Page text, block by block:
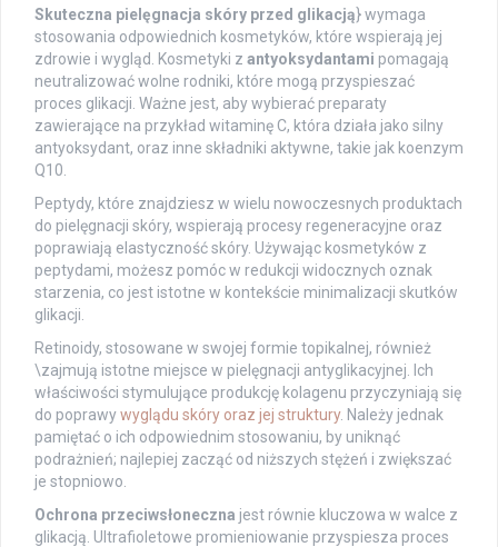
Skuteczna pielęgnacja skóry przed glikacją} wymaga
stosowania odpowiednich kosmetyków, które wspierają jej
zdrowie i wygląd. Kosmetyki z antyoksydantami pomagają
neutralizować wolne rodniki, które mogą przyspieszać
proces glikacji. Ważne jest, aby wybierać preparaty
zawierające na przykład witaminę C, która działa jako silny
antyoksydant, oraz inne składniki aktywne, takie jak koenzym
Q10.
Peptydy, które znajdziesz w wielu nowoczesnych produktach
do pielęgnacji skóry, wspierają procesy regeneracyjne oraz
poprawiają elastyczność skóry. Używając kosmetyków z
peptydami, możesz pomóc w redukcji widocznych oznak
starzenia, co jest istotne w kontekście minimalizacji skutków
glikacji.
Retinoidy, stosowane w swojej formie topikalnej, również
\zajmują istotne miejsce w pielęgnacji antyglikacyjnej. Ich
właściwości stymulujące produkcję kolagenu przyczyniają się
do poprawywyglądu skóry oraz jej struktury. Należy jednak
pamiętać o ich odpowiednim stosowaniu, by uniknąć
podrażnień; najlepiej zacząć od niższych stężeń i zwiększać
je stopniowo.
Ochrona przeciwsłoneczna jest równie kluczowa w walce z
glikacją. Ultrafioletowe promieniowanie przyspiesza proces